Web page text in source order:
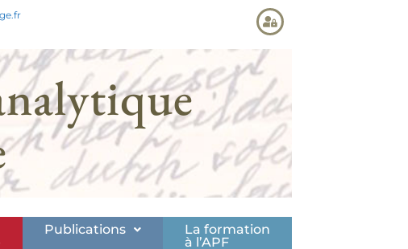
Publications
La formation
à l’APF